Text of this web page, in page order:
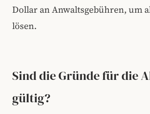
Dollar an Anwaltsgebühren, um
lösen.
Sind die Gründe für die
gültig?